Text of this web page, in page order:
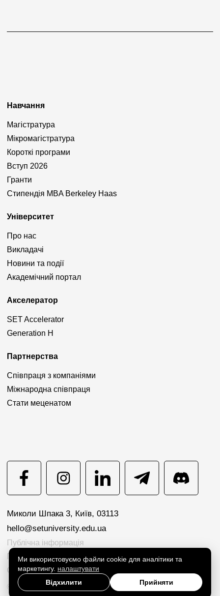
Навчання
Магістратура
Мікромагістратура
Короткі програми
Вступ 2026
Гранти
Стипендія MBA Berkeley Haas
Університет
Про нас
Викладачі
Новини та події
Академічний портал
Акселератор
SET Accelerator
Generation H
Партнерства
Співпраця з компаніями
Міжнародна співпраця
Стати меценатом
Миколи Шпака 3, Київ, 03113
hello@setuniversity.edu.ua
Публічна інформація
Політика конфіденційності
Cookie preferences
© 2026 SET University
Ми використовуємо файли cookie для аналітики та
маркетингу. налаштувати
Відхилити
Прийняти